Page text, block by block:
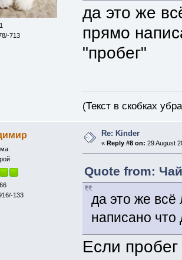
713
да это же
прямо
"пробег"
(Текст в скобках
133
Re: Kinder
« Reply #8 on: 29 August
Quote from:
да это же всё
написано что
Если